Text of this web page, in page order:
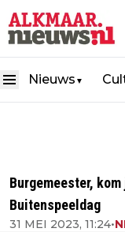
Nieuws ▼
Burgemeester,
Buitenspeeldag
31 MEI 2023, 11:24•